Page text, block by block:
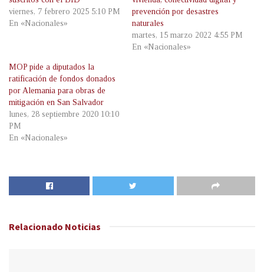
viernes, 7 febrero 2025 5:10 PM
En «Nacionales»
prevención por desastres
naturales
martes, 15 marzo 2022 4:55 PM
En «Nacionales»
MOP pide a diputados la
ratificación de fondos donados
por Alemania para obras de
mitigación en San Salvador
lunes, 28 septiembre 2020 10:10
PM
En «Nacionales»
Relacionado Noticias